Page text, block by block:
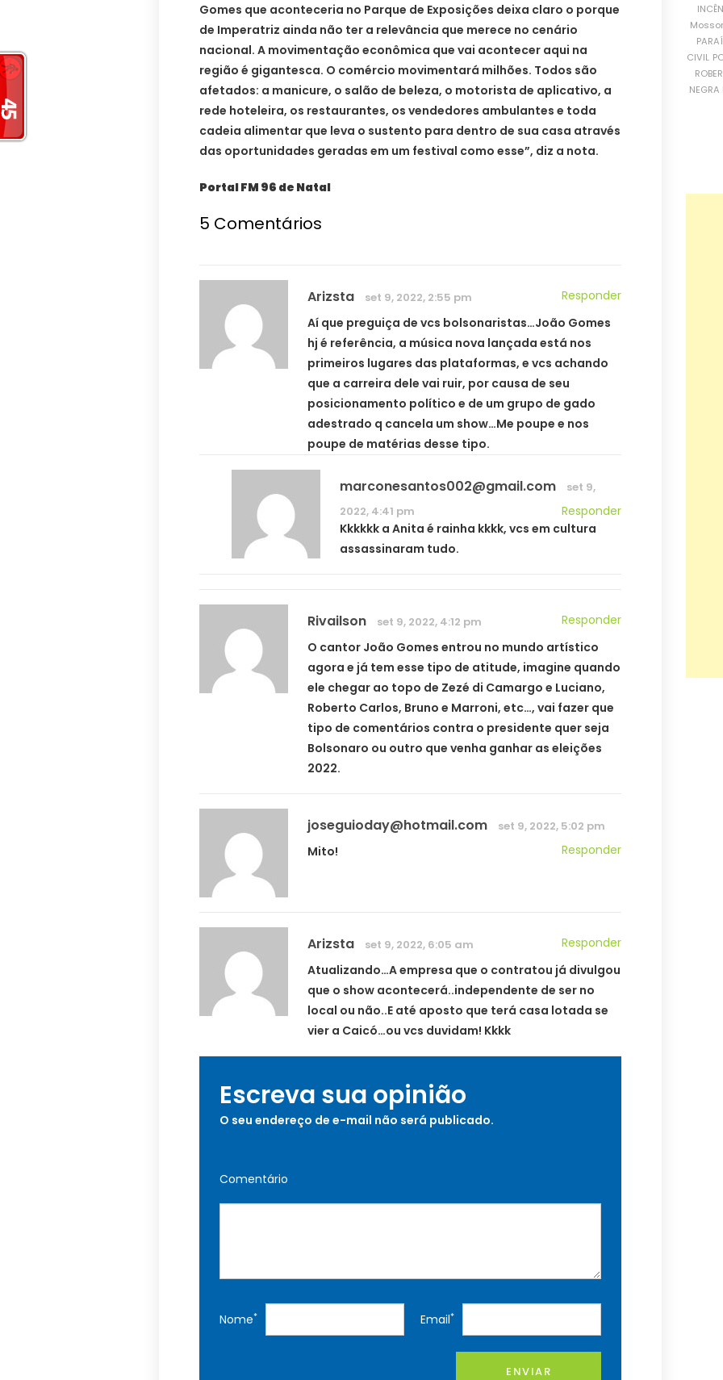
Gomes que aconteceria no Parque de Exposições deixa claro o porque
de Imperatriz ainda não ter a relevância que merece no cenário
nacional. A movimentação econômica que vai acontecer aqui na
região é gigantesca. O comércio movimentará milhões. Todos são
afetados: a manicure, o salão de beleza, o motorista de aplicativo, a
rede hoteleira, os restaurantes, os vendedores ambulantes e toda
cadeia alimentar que leva o sustento para dentro de sua casa através
das oportunidades geradas em um festival como esse”, diz a nota.
Portal FM 96 de Natal
5 Comentários
Arizsta set 9, 2022, 2:55 pm
Responder
Aí que preguiça de vcs bolsonaristas…João Gomes
hj é referência, a música nova lançada está nos
primeiros lugares das plataformas, e vcs achando
que a carreira dele vai ruir, por causa de seu
posicionamento político e de um grupo de gado
adestrado q cancela um show…Me poupe e nos
poupe de matérias desse tipo.
marconesantos002@gmail.com
set 9,
2022, 4:41 pm
Responder
Kkkkkk a Anita é rainha kkkk, vcs em cultura
assassinaram tudo.
Rivailson set 9, 2022, 4:12 pm
Responder
O cantor João Gomes entrou no mundo artístico
agora e já tem esse tipo de atitude, imagine quando
ele chegar ao topo de Zezé di Camargo e Luciano,
Roberto Carlos, Bruno e Marroni, etc…, vai fazer que
tipo de comentários contra o presidente quer seja
Bolsonaro ou outro que venha ganhar as eleições
2022.
joseguioday@hotmail.com set 9, 2022, 5:02 pm
Responder
Mito!
Arizsta set 9, 2022, 6:05 am
Responder
Atualizando…A empresa que o contratou já divulgou
que o show acontecerá..independente de ser no
local ou não..E até aposto que terá casa lotada se
vier a Caicó…ou vcs duvidam! Kkkk
Escreva sua opinião
O seu endereço de e-mail não será publicado.
Comentário
Nome* Email*
ENVIAR
CIVIL
NEGRA